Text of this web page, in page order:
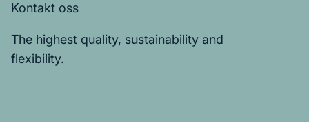
Kontakt oss
The highest quality, sustainability and
flexibility.